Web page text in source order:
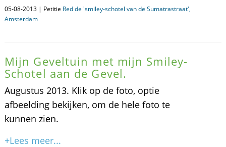
05-08-2013 | Petitie Red de 'smiley-schotel van de Sumatrastraat',
Amsterdam
Mijn Geveltuin met mijn Smiley-
Schotel aan de Gevel.
Augustus 2013. Klik op de foto, optie
afbeelding bekijken, om de hele foto te
kunnen zien.
+Lees meer...